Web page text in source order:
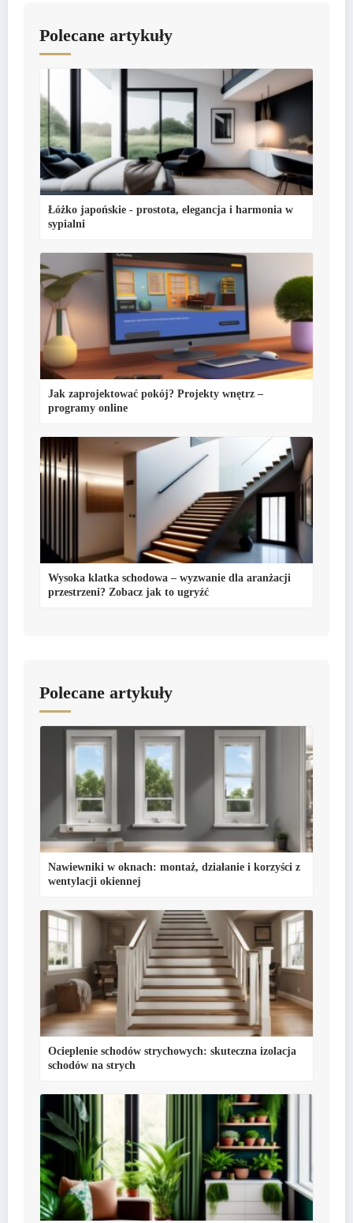
Polecane artykuły
Łóżko japońskie - prostota, elegancja i harmonia w
sypialni
Jak zaprojektować pokój? Projekty wnętrz –
programy online
Wysoka klatka schodowa – wyzwanie dla aranżacji
przestrzeni? Zobacz jak to ugryźć
Polecane artykuły
Nawiewniki w oknach: montaż, działanie i korzyści z
wentylacji okiennej
Ocieplenie schodów strychowych: skuteczna izolacja
schodów na strych